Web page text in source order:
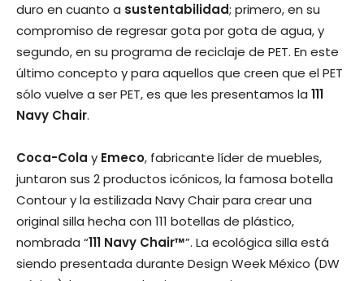
duro en cuanto a sustentabilidad; primero, en su
compromiso de regresar gota por gota de agua, y
segundo, en su programa de reciclaje de PET. En este
último concepto y para aquellos que creen que el PET
sólo vuelve a ser PET, es que les presentamos la 111
Navy Chair.
Coca-Cola y Emeco, fabricante líder de muebles,
juntaron sus 2 productos icónicos, la famosa botella
Contour y la estilizada Navy Chair para crear una
original silla hecha con 111 botellas de plástico,
nombrada “111 Navy Chair™”. La ecológica silla está
siendo presentada durante Design Week México (DW